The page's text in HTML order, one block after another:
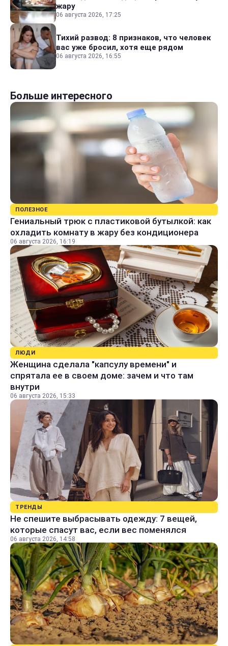
жару
06 августа 2026, 17:25
Тихий развод: 8 признаков, что человек
вас уже бросил, хотя еще рядом
06 августа 2026, 16:55
Больше интересного
ПОЛЕЗНОЕ
Гениальный трюк с пластиковой бутылкой: как
охладить комнату в жару без кондиционера
06 августа 2026, 16:19
ЛЮДИ
Женщина сделала "капсулу времени" и
спрятала ее в своем доме: зачем и что там
внутри
06 августа 2026, 15:33
ТРЕНДЫ
Не спешите выбрасывать одежду: 7 вещей,
которые спасут вас, если вес поменялся
06 августа 2026, 14:58